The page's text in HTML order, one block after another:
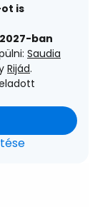
is
ban
Saudia
Rijád.